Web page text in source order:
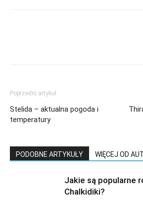
Poprzedni artykuł
Stelida – aktualna pogoda i
temperatury
PODOBNE ARTYKUŁY WIĘCEJ OD
Jakie są popularne
Chalkidiki?